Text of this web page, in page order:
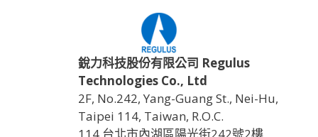
銳力科技股份有限公司 Regulus
Technologies Co., Ltd
2F, No.242, Yang-Guang St., Nei-Hu,
Taipei 114, Taiwan, R.O.C.